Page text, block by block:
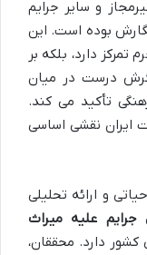
و سایر جرایم
بوده است. این
تمرکز دارد، بلکه بر
درست در میان
تأکید می کند.
ایران نقشی اساسی
و ارائه تحلیلی
جرایم علیه میراث
کشور دارد. محققان،